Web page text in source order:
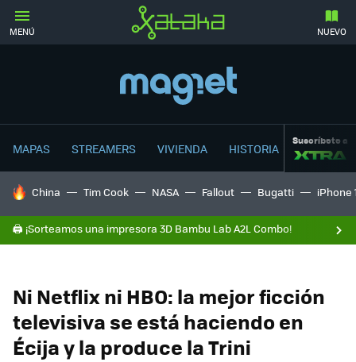
MENÚ NUEVO
MAPAS STREAMERS VIVIENDA HISTORIA Suscríbete a
HOY SE HABLA DE
China Tim Cook NASA Fallout Bugatti iPhone
🖨️ ¡Sorteamos una impresora 3D Bambu Lab A2L Combo!
Ni Netflix ni HBO: la mejor ficción
televisiva se está haciendo en
Écija y la produce la Trini